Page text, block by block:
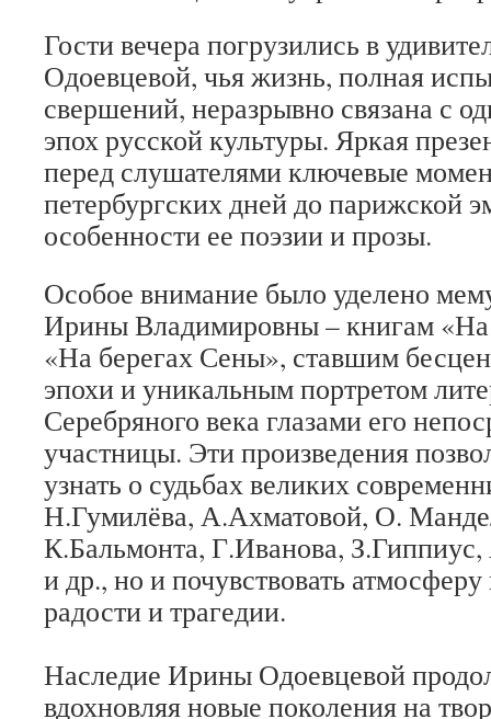
Гости вечера погрузились в
Одоевцевой, чья жизнь, полная
свершений, неразрывно связана с
эпох русской культуры. Яркая
перед слушателями ключевые
петербургских дней до парижской
особенности ее поэзии и прозы.
Особое внимание было уделено
Ирины Владимировны – книгам
«На берегах Сены», ставшим
эпохи и уникальным портретом
Серебряного века глазами его
участницы. Эти произведения
узнать о судьбах великих
Н.Гумилёва, А.Ахматовой, О.
К.Бальмонта, Г.Иванова,
и др., но и почувствовать
радости и трагедии.
Наследие Ирины Одоевцевой
вдохновляя новые поколения на